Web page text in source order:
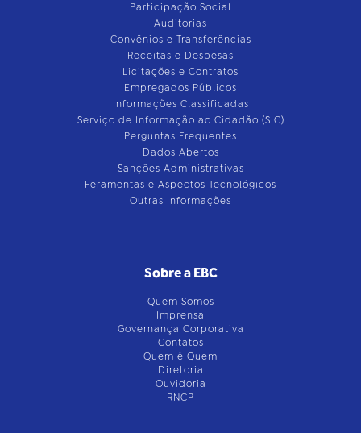
Participação Social
Auditorias
Convênios e Transferências
Receitas e Despesas
Licitações e Contratos
Empregados Públicos
Informações Classificadas
Serviço de Informação ao Cidadão (SIC)
Perguntas Frequentes
Dados Abertos
Sanções Administrativas
Feramentas e Aspectos Tecnológicos
Outras Informações
Sobre a EBC
Quem Somos
Imprensa
Governança Corporativa
Contatos
Quem é Quem
Diretoria
Ouvidoria
RNCP